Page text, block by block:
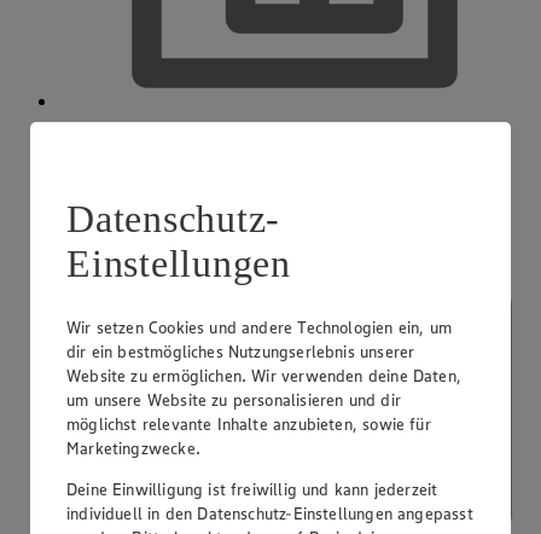
Datenschutz-
Einstellungen
Wir setzen Cookies und andere Technologien ein, um
dir ein bestmögliches Nutzungserlebnis unserer
Website zu ermöglichen. Wir verwenden deine Daten,
um unsere Website zu personalisieren und dir
möglichst relevante Inhalte anzubieten, sowie für
Marketingzwecke.
Deine Einwilligung ist freiwillig und kann jederzeit
individuell in den Datenschutz-Einstellungen angepasst